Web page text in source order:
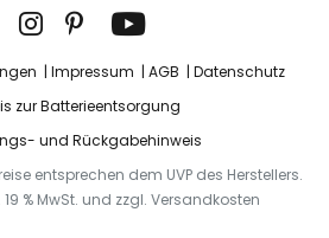
Impressum AGB
Datenschutz
zur Batterieentsorgung
und Rückgabehinweis
entsprechen dem UVP des Herstellers.
19 % MwSt. und zzgl. Versandkosten